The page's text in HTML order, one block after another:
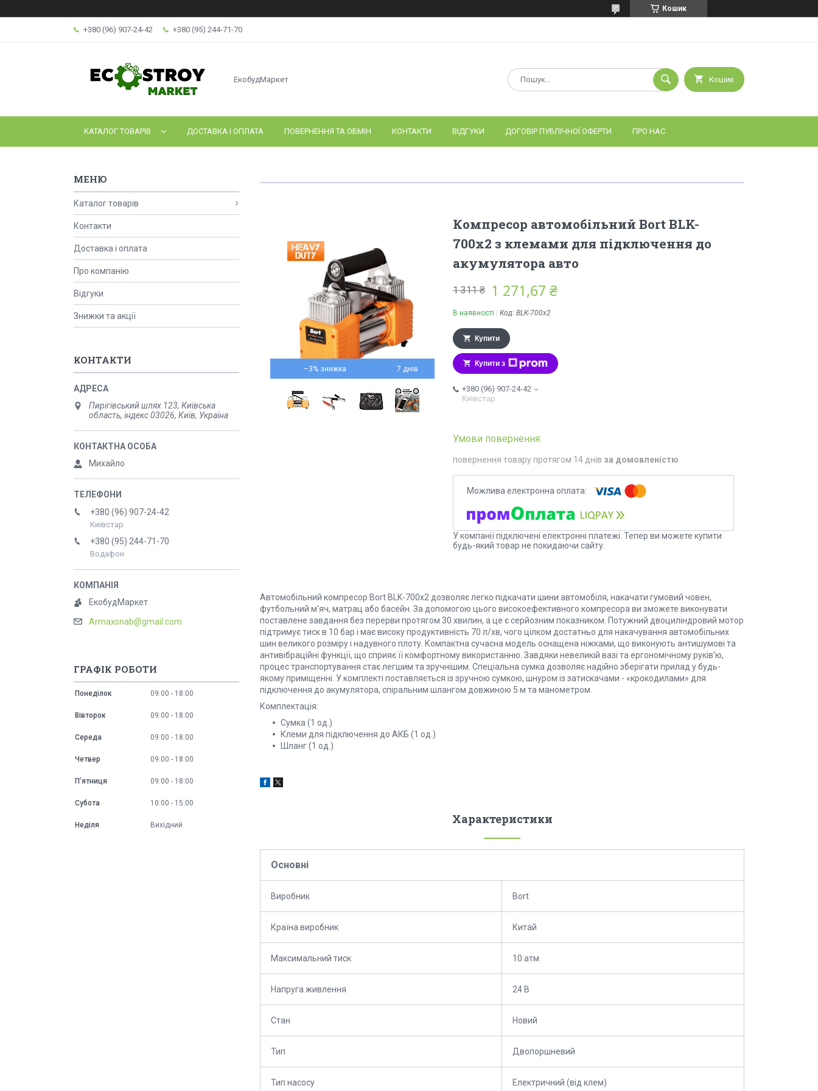
Кошик
+380 (96) 907-24-42 +380 (95) 244-71-70
ЕкобудМаркет Кошик
КАТАЛОГ ТОВАРІВ ДОСТАВКА І ОПЛАТА ПОВЕРНЕННЯ ТА ОБМІН КОНТАКТИ ВІДГУКИ ДОГОВІР ПУБЛІЧНОЇ ОФЕРТИ ПРО НАС
–3% 7 днів
Компресор автомобільний Bort BLK-
700х2 з клемами для підключення до
акумулятора авто
1 311 ₴ 1 271,67 ₴
В наявності Код: BLK-700х2
Купити
Купити з
+380 (96) 907-24-42
Київстар
повернення товару протягом 14 днів за домовленістю
У компанії підключені електронні платежі. Тепер ви можете купити
будь-який товар не покидаючи сайту.
Автомобільний компресор Bort BLK-700х2 дозволяє легко підкачати шини автомобіля, накачати гумовий човен,
футбольний м'яч, матрац або басейн. За допомогою цього високоефективного компресора ви зможете виконувати
поставлене завдання без перерви протягом 30 хвилин, а це є серйозним показником. Потужний двоциліндровий мотор
підтримує тиск в 10 бар і має високу продуктивність 70 л/хв, чого цілком достатньо для накачування автомобільних
шин великого розміру і надувного плоту. Компактна сучасна модель оснащена ніжками, що виконують антишумові та
антивібраційні функції, що сприяє її комфортному використанню. Завдяки невеликій вазі та ергономічному руків'ю,
процес транспортування стає легшим та зручнішим. Спеціальна сумка дозволяє надійно зберігати прилад у будь-
якому приміщенні. У комплекті поставляється із зручною сумкою, шнуром із затискачами - «крокодилами» для
підключення до акумулятора, спіральним шлангом довжиною 5 м та манометром.
Комплектація:
Сумка (1 од.)
Клеми для підключення до АКБ (1 од.)
Шланг (1 од.)
Характеристики
Основні
Виробник Bort
Країна виробник Китай
Максимальний тиск 10 атм
Напруга живлення 24 В
Стан Новий
Тип Двопоршневий
Тип насосу Електричний (від клем)
Каталог товарів
Контакти
Доставка і оплата
Про компанію
Відгуки
Знижки та акції
КОНТАКТИ
Пирігівський шлях 123, Київська
область, індекс 03026, Київ, Україна
Михайло
+380 (96) 907-24-42
Київстар
+380 (95) 244-71-70
Водафон
ЕкобудМаркет
Armaxsnab@gmail.com
ГРАФІК РОБОТИ
Понеділок 09:00 18:00
Вівторок 09:00 18:00
Середа 09:00 18:00
Четвер 09:00 18:00
Пʼятниця 09:00 18:00
Субота 10:00 15:00
Неділя Вихідний